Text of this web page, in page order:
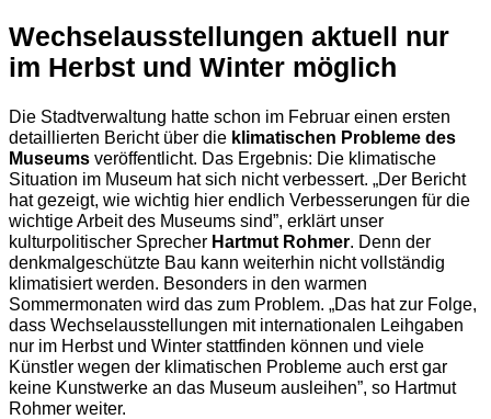
Wechselausstellungen aktuell nur
im Herbst und Winter möglich
Die Stadtverwaltung hatte schon im Februar einen ersten
detaillierten Bericht über die klimatischen Probleme des
Museums veröffentlicht. Das Ergebnis: Die klimatische
Situation im Museum hat sich nicht verbessert. „Der Bericht
hat gezeigt, wie wichtig hier endlich Verbesserungen für die
wichtige Arbeit des Museums sind”, erklärt unser
kulturpolitischer Sprecher Hartmut Rohmer. Denn der
denkmalgeschützte Bau kann weiterhin nicht vollständig
klimatisiert werden. Besonders in den warmen
Sommermonaten wird das zum Problem. „Das hat zur Folge,
dass Wechselausstellungen mit internationalen Leihgaben
nur im Herbst und Winter stattfinden können und viele
Künstler wegen der klimatischen Probleme auch erst gar
keine Kunstwerke an das Museum ausleihen”, so Hartmut
Rohmer weiter.